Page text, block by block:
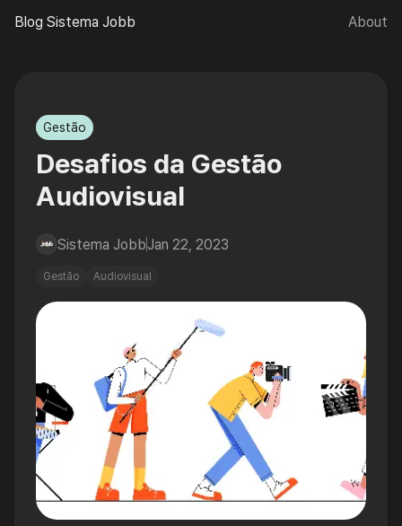
Blog Sistema Jobb About
Gestão
Desafios da Gestão
Audiovisual
Sistema JobbJan 22, 2023
Gestão Audiovisual